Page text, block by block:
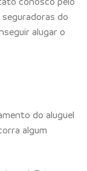
do
alugar o
do aluguel
algum